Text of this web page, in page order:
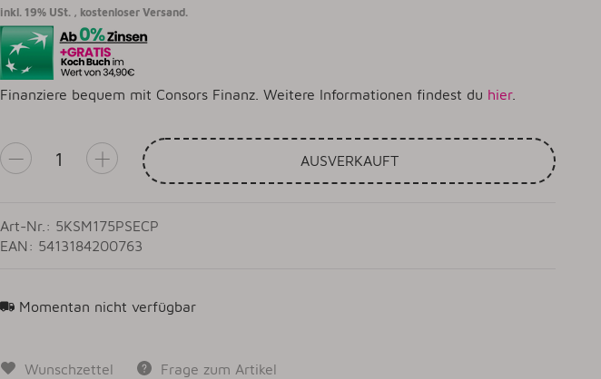
inkl. 19% USt. , kostenloser Versand.
Finanziere bequem mit Consors Finanz. Weitere Informationen findest du hier.
AUSVERKAUFT
Art-Nr.: 5KSM175PSECP
EAN: 5413184200763
Momentan nicht verfügbar
Wunschzettel Frage zum Artikel